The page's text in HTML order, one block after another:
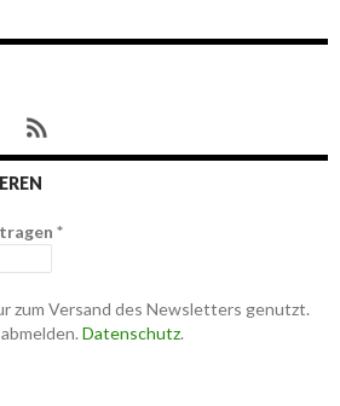
*
zum Versand des Newsletters genutzt.
Datenschutz.